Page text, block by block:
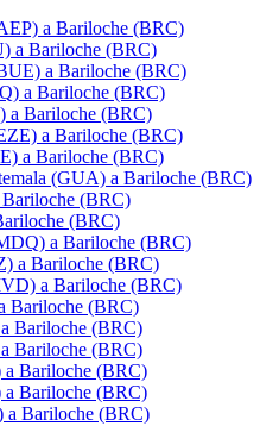
a Bariloche (BRC)
a Bariloche (BRC)
a Bariloche (BRC)
a Bariloche (BRC)
a Bariloche (BRC)
a Bariloche (BRC)
a Bariloche (BRC)
(GUA) a Bariloche (BRC)
(BRC)
(BRC)
a Bariloche (BRC)
a Bariloche (BRC)
a Bariloche (BRC)
Bariloche (BRC)
Bariloche (BRC)
Bariloche (BRC)
a Bariloche (BRC)
a Bariloche (BRC)
a Bariloche (BRC)